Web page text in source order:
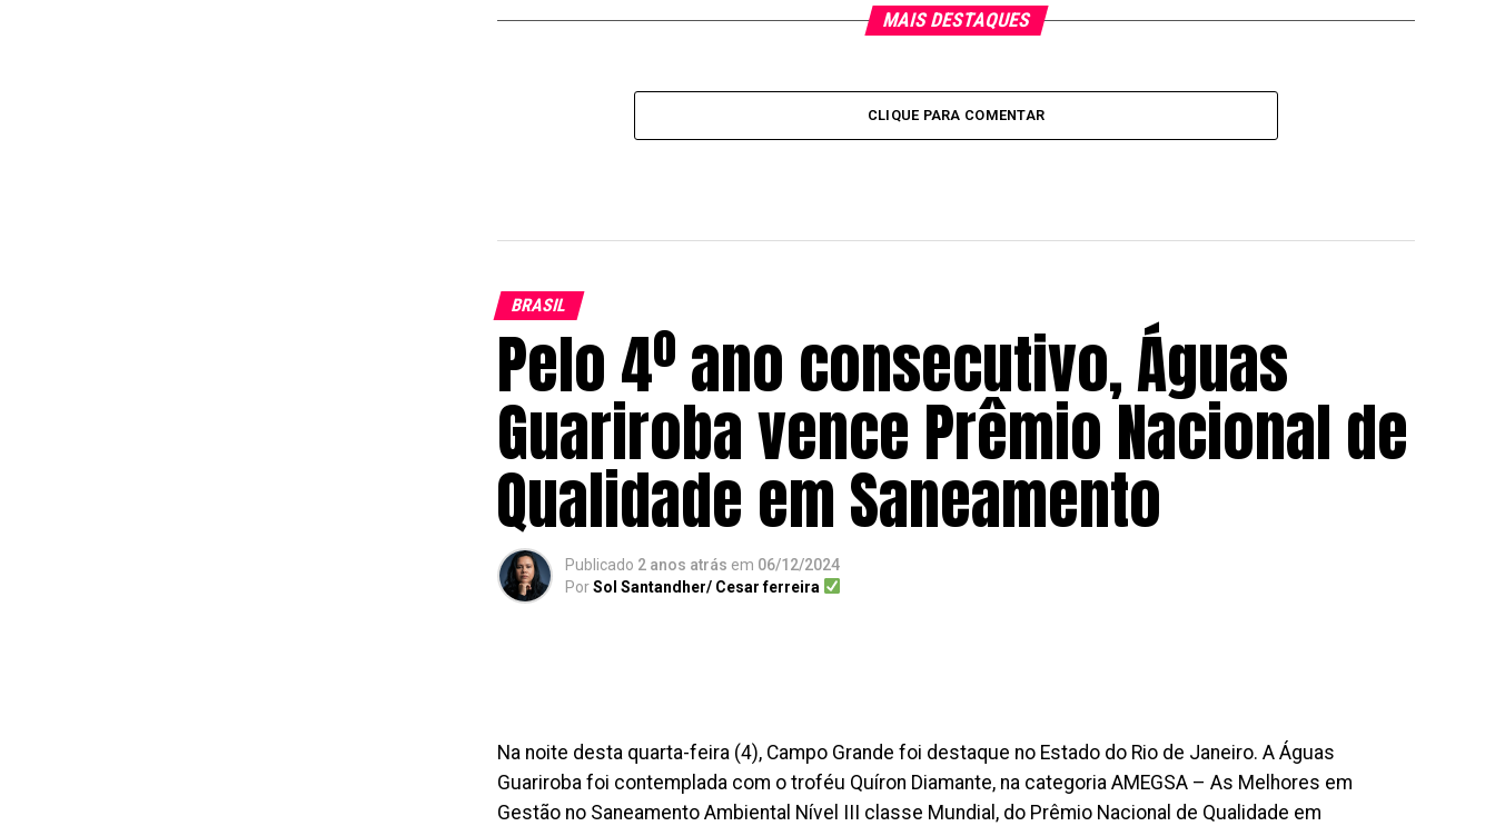
MAIS DESTAQUES
CLIQUE PARA COMENTAR
BRASIL
Pelo 4º ano consecutivo, Águas
Guariroba vence Prêmio Nacional de
Qualidade em Saneamento
Publicado 2 anos atrás em 06/12/2024
PorSol Santandher/ Cesar ferreira
Na noite desta quarta-feira (4), Campo Grande foi destaque no Estado do Rio de Janeiro. A Águas
Guariroba foi contemplada com o troféu Quíron Diamante, na categoria AMEGSA – As Melhores em
Gestão no Saneamento Ambiental Nível III classe Mundial, do Prêmio Nacional de Qualidade em